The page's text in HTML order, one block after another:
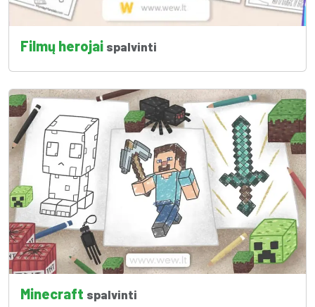
Filmų herojai spalvinti
Minecraft spalvinti